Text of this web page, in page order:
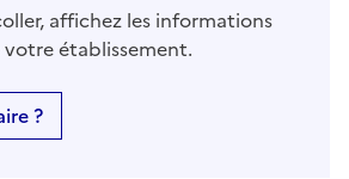
affichez les informations
établissement.
?